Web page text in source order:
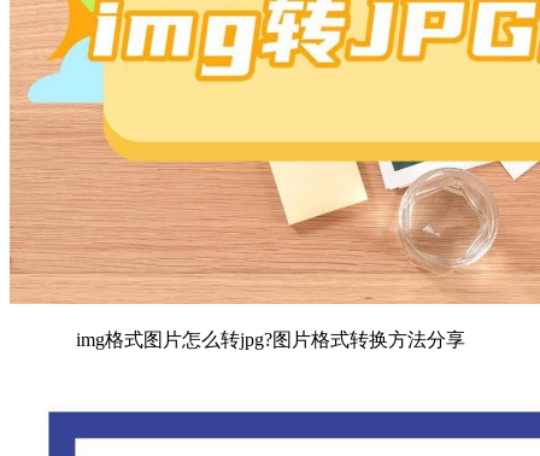
img格式图片怎么转jpg?图片格式转换方法分享